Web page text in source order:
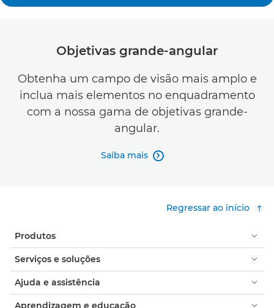
Objetivas grande-angular
Obtenha um campo de visão mais amplo e
inclua mais elementos no enquadramento
com a nossa gama de objetivas grande-
angular.
Saiba mais 
Regressar ao início
Produtos
Serviços e soluções
Ajuda e assistência
Aprendizagem e educação